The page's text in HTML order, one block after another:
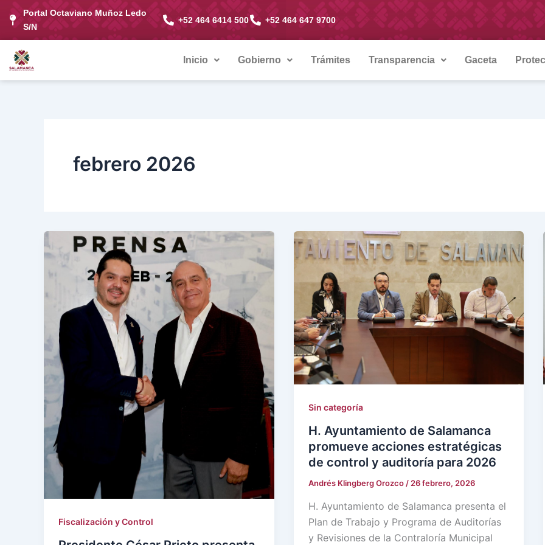
contenido
Portal Octaviano Muñoz Ledo
S/N
+52 464 6414 500 +52 464 647 9700
Inicio Gobierno Trámites Transparencia Gaceta
febrero 2026
Fiscalización y Control
Sin categoría
H. Ayuntamiento de Salamanca
promueve acciones estratégicas
de control y auditoría para 2026
Andrés Klingberg Orozco / 26 febrero, 2026
H. Ayuntamiento de Salamanca presenta el
Plan de Trabajo y Programa de Auditorías
y Revisiones de la Contraloría Municipal